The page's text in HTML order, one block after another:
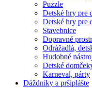
Puzzle
Detské hry pre
Detské hry pre
Stavebnice
Dopravné
Odrážadlá,
Hudobné
Detské
Karneval, párty
Dáždniky a pršiplášte